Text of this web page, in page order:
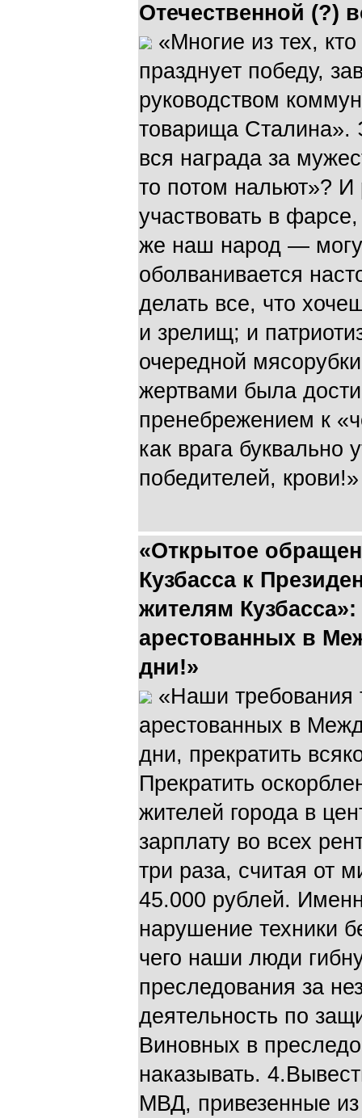
Отечественной (?)
«Многие из тех,
празднует победу,
руководством
товарища
вся награда за
то потом нальют»? И
участвовать в
же наш народ —
оболванивается
делать все, что
и зрелищ; и
очередной
жертвами была
пренебрежением к
как врага буквально
победителей, крови!»
«Открытое
Кузбасса к
жителям
арестованных в
дни!»
«Наши требования
арестованных в
дни, прекратить
Прекратить
жителей города в
зарплату во всех
три раза, считая от
45.000 рублей.
нарушение техники
чего наши люди
преследования за
деятельность по
Виновных в
наказывать.
МВД, привезенные из